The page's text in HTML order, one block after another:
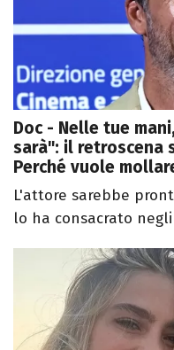
Doc - Nelle tue
sarà": il retroscena
Perché vuole
L'attore sarebbe
lo ha consacrato